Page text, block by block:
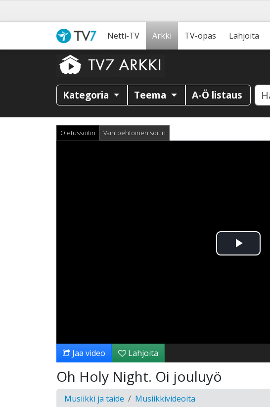
Netti-TV Arkki TV-opas Lahjoita
Kategoria Teema A-Ö listaus
Oletussoitin Vaihtoehtoinen soitin
Toista
Jaa video Lahjoita
Oh Holy Night. Oi jouluyö
Musiikki ja taide Musiikkivideoita